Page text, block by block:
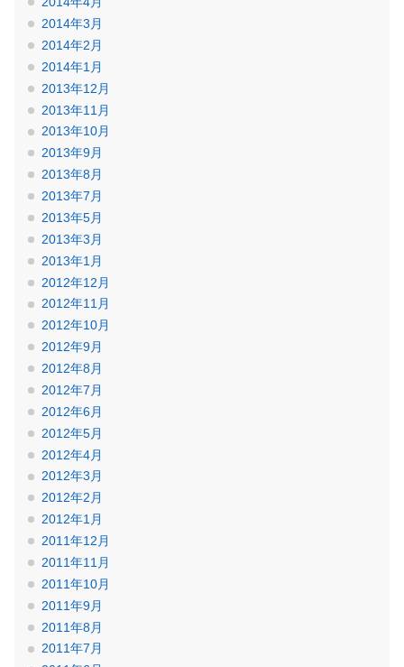
2014年3月
2014年2月
2014年1月
2013年12月
2013年11月
2013年10月
2013年9月
2013年8月
2013年7月
2013年5月
2013年3月
2013年1月
2012年12月
2012年11月
2012年10月
2012年9月
2012年8月
2012年7月
2012年6月
2012年5月
2012年4月
2012年3月
2012年2月
2012年1月
2011年12月
2011年11月
2011年10月
2011年9月
2011年8月
2011年7月